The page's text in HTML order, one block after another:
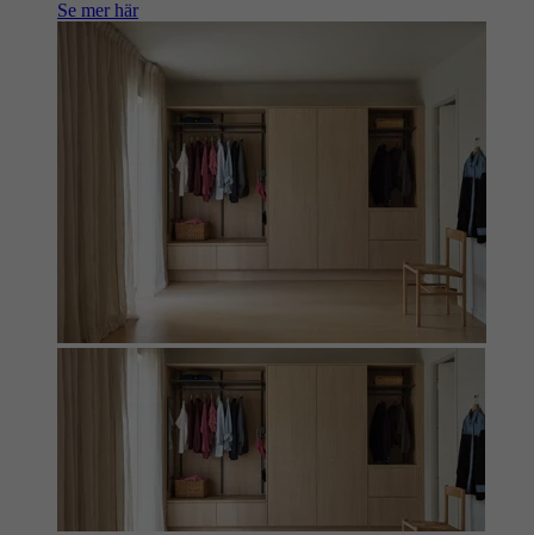
Se mer här